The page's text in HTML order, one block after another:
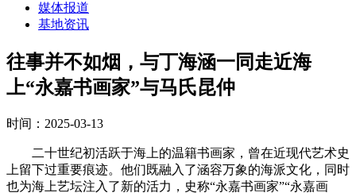
媒体报道
基地资讯
往事并不如烟，与丁海涵一同走近海
上“永嘉书画家”与马氏昆仲
时间：2025-03-13
二十世纪初活跃于海上的温籍书画家，曾在近现代艺术史
上留下过重要痕迹。他们既融入了涵容万象的海派文化，同时
也为海上艺坛注入了新的活力，史称“永嘉书画家”“永嘉画